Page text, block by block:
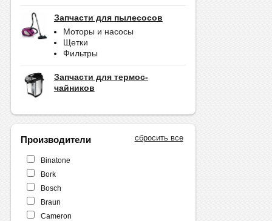
Запчасти для пылесосов
Моторы и насосы
Щетки
Фильтры
Запчасти для термос-
чайников
сбросить все
Производители
Binatone
Bork
Bosch
Braun
Cameron